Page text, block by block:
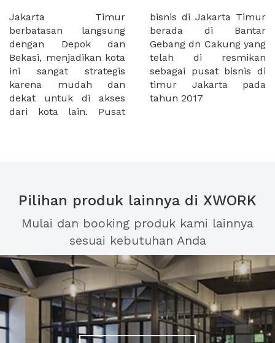
Jakarta Timur
berbatasan langsung
dengan Depok dan
Bekasi, menjadikan kota
ini sangat strategis
karena mudah dan
dekat untuk di akses
dari kota lain. Pusat
bisnis di Jakarta Timur
berada di Bantar
Gebang dn Cakung yang
telah di resmikan
sebagai pusat bisnis di
timur Jakarta pada
tahun 2017
Pilihan produk lainnya di XWORK
Mulai dan booking produk kami lainnya
sesuai kebutuhan Anda